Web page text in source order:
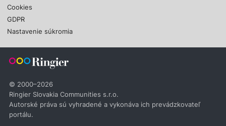
Cookies
GDPR
Nastavenie súkromia
© 2000–2026
Ringier Slovakia Communities s.r.o.
Autorské práva sú vyhradené a vykonáva ich prevádzkovateľ
portálu.